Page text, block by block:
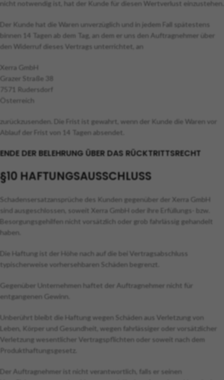
nicht notwendig ist, hat der Kunde für diesen Wertverlust einzustehen.
Der Kunde hat die Waren unverzüglich und in jedem Fall spätestens
binnen 14 Tagen ab dem Tag, an dem er uns den Auftragnehmer über
den Widerruf dieses Vertrags unterrichtet, an
Xerra GmbH
Grazer Straße 38
7571 Rudersdorf
Österreich
zurückzusenden. Die Frist ist gewahrt, wenn der Kunde die Waren vor
Ablauf der Frist von 14 Tagen absendet.
ENDE DER BELEHRUNG ÜBER DAS RÜCKTRITTSRECHT
§10 HAFTUNGSAUSSCHLUSS
Schadensersatzansprüche des Kunden gegenüber der Xerra GmbH
sind ausgeschlossen, soweit Xerra GmbH oder ihre Erfüllungs- bzw.
Besorgungsgehilfen nicht vorsätzlich oder grob fahrlässig gehandelt
haben.
Die Haftung ist der Höhe nach auf die bei Vertragsabschluss
typischerweise vorhersehbaren Schäden begrenzt.
Gegenüber Unternehmen haftet der Auftragnehmer nicht für
entgangenen Gewinn.
Unberührt bleibt die Haftung wegen Schäden aus Verletzung von
Leben, Körper und Gesundheit, wegen fahrlässiger oder vorsätzlicher
Verletzung wesentlicher Vertragspflichten oder soweit nach dem
Produkthaftungsgesetz.
Der Auftragnehmer ist nicht verantwortlich, falls er seinen